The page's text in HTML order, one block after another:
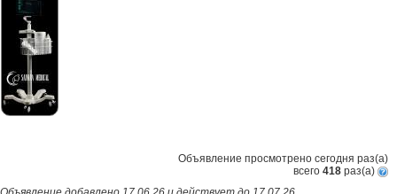
Объявление просмотрено сегодня раз(a)
всего 418 раз(a)